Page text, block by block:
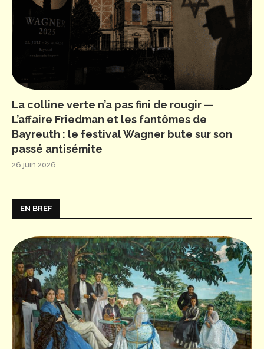
La colline verte n’a pas fini de rougir —
L’affaire Friedman et les fantômes de
Bayreuth : le festival Wagner bute sur son
passé antisémite
26 juin 2026
EN BREF